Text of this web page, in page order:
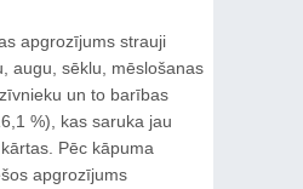
apgrozījums strauji
augu, sēklu, mēslošanas
un to barības
%), kas saruka jau
Pēc kāpuma
apgrozījums